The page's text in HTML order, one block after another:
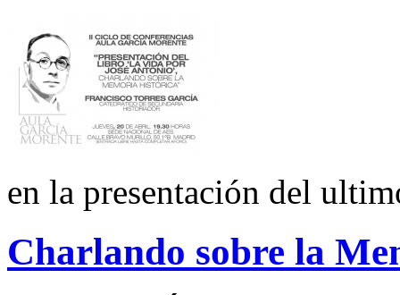
en la presentación del
Charlando sobre la